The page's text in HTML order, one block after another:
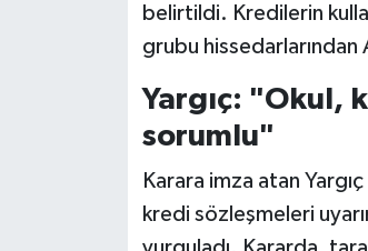
belirtildi. Kredilerin
grubu hissedarlarından
Yargıç: "Okul,
sorumlu"
Karara imza atan
kredi sözleşmeleri